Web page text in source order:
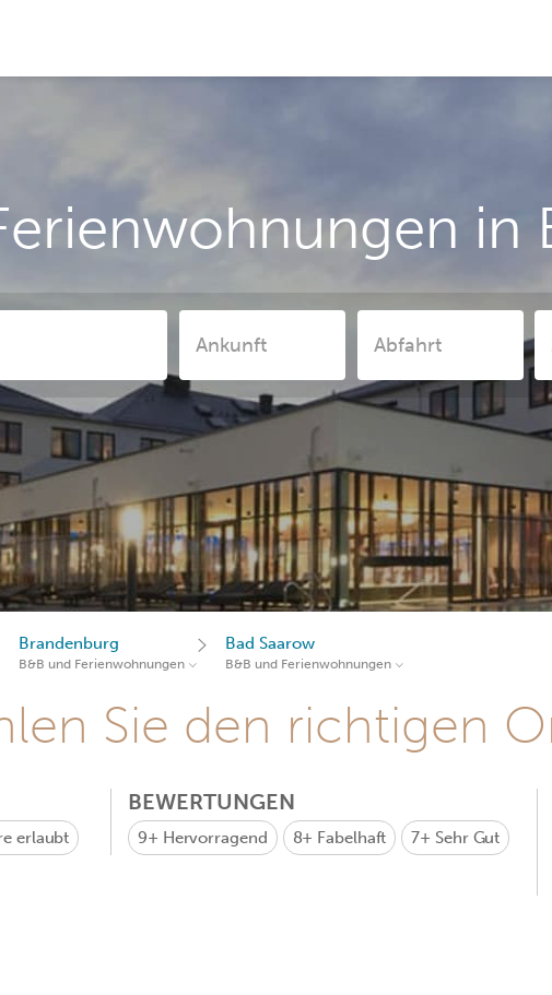
in
Brandenburg
B&B und Ferienwohnungen
Bad Saarow
B&B und Ferienwohnungen
Sie den richtigen
erlaubt
BEWERTUNGEN
9+ Hervorragend 8+ Fabelhaft 7+ Sehr Gut